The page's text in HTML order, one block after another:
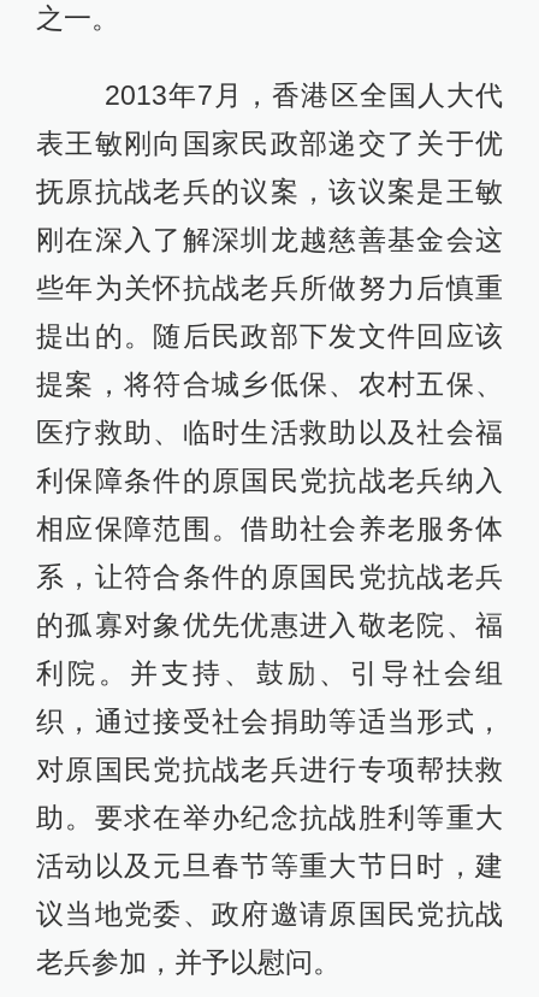
之一。
2013年7月，香港区全国人大代
表王敏刚向国家民政部递交了关于优
抚原抗战老兵的议案，该议案是王敏
刚在深入了解深圳龙越慈善基金会这
些年为关怀抗战老兵所做努力后慎重
提出的。随后民政部下发文件回应该
提案，将符合城乡低保、农村五保、
医疗救助、临时生活救助以及社会福
利保障条件的原国民党抗战老兵纳入
相应保障范围。借助社会养老服务体
系，让符合条件的原国民党抗战老兵
的孤寡对象优先优惠进入敬老院、福
利院。并支持、鼓励、引导社会组
织，通过接受社会捐助等适当形式，
对原国民党抗战老兵进行专项帮扶救
助。要求在举办纪念抗战胜利等重大
活动以及元旦春节等重大节日时，建
议当地党委、政府邀请原国民党抗战
老兵参加，并予以慰问。